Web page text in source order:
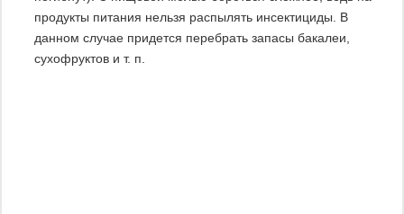
продукты питания нельзя распылять инсектициды. В
данном случае придется перебрать запасы бакалеи,
сухофруктов и т. п.